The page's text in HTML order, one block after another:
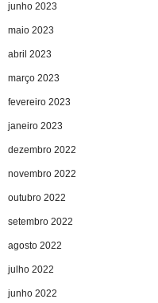
junho 2023
maio 2023
abril 2023
março 2023
fevereiro 2023
janeiro 2023
dezembro 2022
novembro 2022
outubro 2022
setembro 2022
agosto 2022
julho 2022
junho 2022